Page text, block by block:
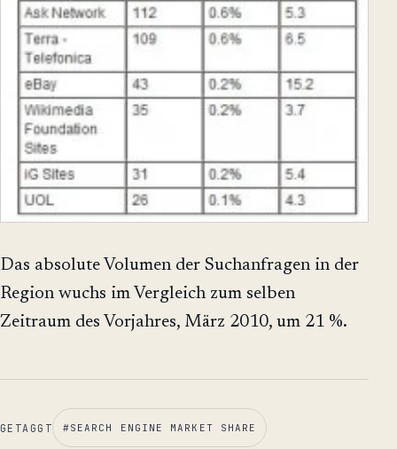
Das absolute Volumen der Suchanfragen in der
Region wuchs im Vergleich zum selben
Zeitraum des Vorjahres, März 2010, um 21 %.
GETAGGT #SEARCH ENGINE MARKET SHARE